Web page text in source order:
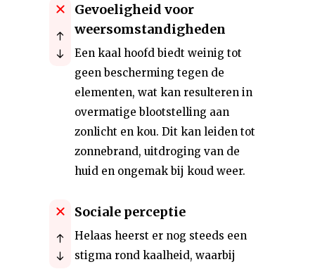
Gevoeligheid voor
weersomstandigheden
Een kaal hoofd biedt weinig tot
geen bescherming tegen de
elementen, wat kan resulteren in
overmatige blootstelling aan
zonlicht en kou. Dit kan leiden tot
zonnebrand, uitdroging van de
huid en ongemak bij koud weer.
Sociale perceptie
Helaas heerst er nog steeds een
stigma rond kaalheid, waarbij